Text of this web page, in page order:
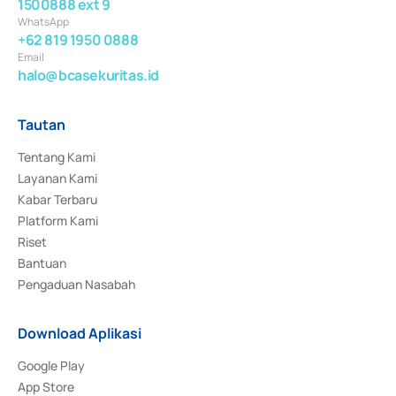
1500888 ext 9
WhatsApp
+62 819 1950 0888
Email
halo@bcasekuritas.id
Tautan
Tentang Kami
Layanan Kami
Kabar Terbaru
Platform Kami
Riset
Bantuan
Pengaduan Nasabah
Download Aplikasi
Google Play
App Store